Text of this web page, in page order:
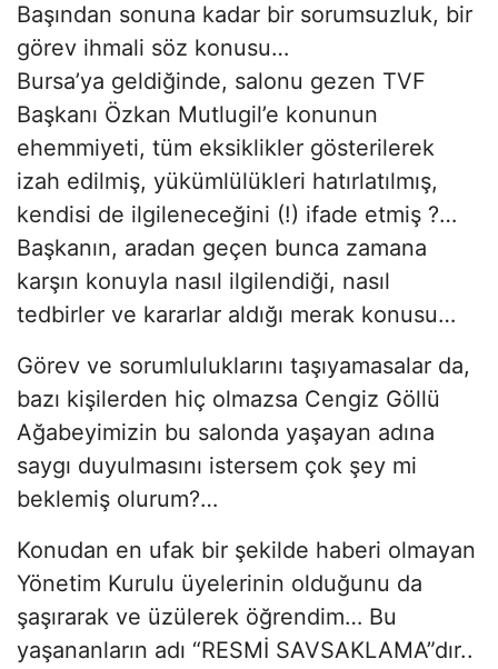
Başından sonuna kadar bir sorumsuzluk, bir
görev ihmali söz konusu…
Bursa’ya geldiğinde, salonu gezen TVF
Başkanı Özkan Mutlugil’e konunun
ehemmiyeti, tüm eksiklikler gösterilerek
izah edilmiş, yükümlülükleri hatırlatılmış,
kendisi de ilgileneceğini (!) ifade etmiş ?…
Başkanın, aradan geçen bunca zamana
karşın konuyla nasıl ilgilendiği, nasıl
tedbirler ve kararlar aldığı merak konusu…
Görev ve sorumluluklarını taşıyamasalar da,
bazı kişilerden hiç olmazsa Cengiz Göllü
Ağabeyimizin bu salonda yaşayan adına
saygı duyulmasını istersem çok şey mi
beklemiş olurum?…
Konudan en ufak bir şekilde haberi olmayan
Yönetim Kurulu üyelerinin olduğunu da
şaşırarak ve üzülerek öğrendim… Bu
yaşananların adı “RESMİ SAVSAKLAMA”dır..